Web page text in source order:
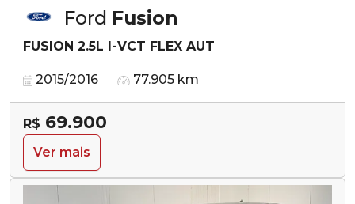
Ford Fusion
FUSION 2.5L I-VCT FLEX AUT
2015/2016 77.905 km
R$ 69.900
Ver mais